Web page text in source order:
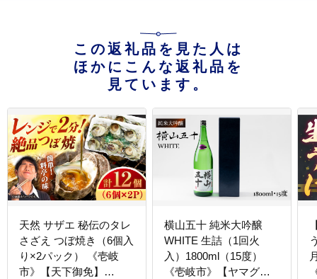
この返礼品を見た人は
ほかにこんな返礼品を
見ています。
天然 サザエ 秘伝のタレ
さざえ つぼ焼き（6個入
り×2パック） 《壱岐
市》【天下御免】
横山五十 純米大吟醸
WHITE 生詰（1回火
入）1800ml（15度）
《壱岐市》【ヤマグチ/